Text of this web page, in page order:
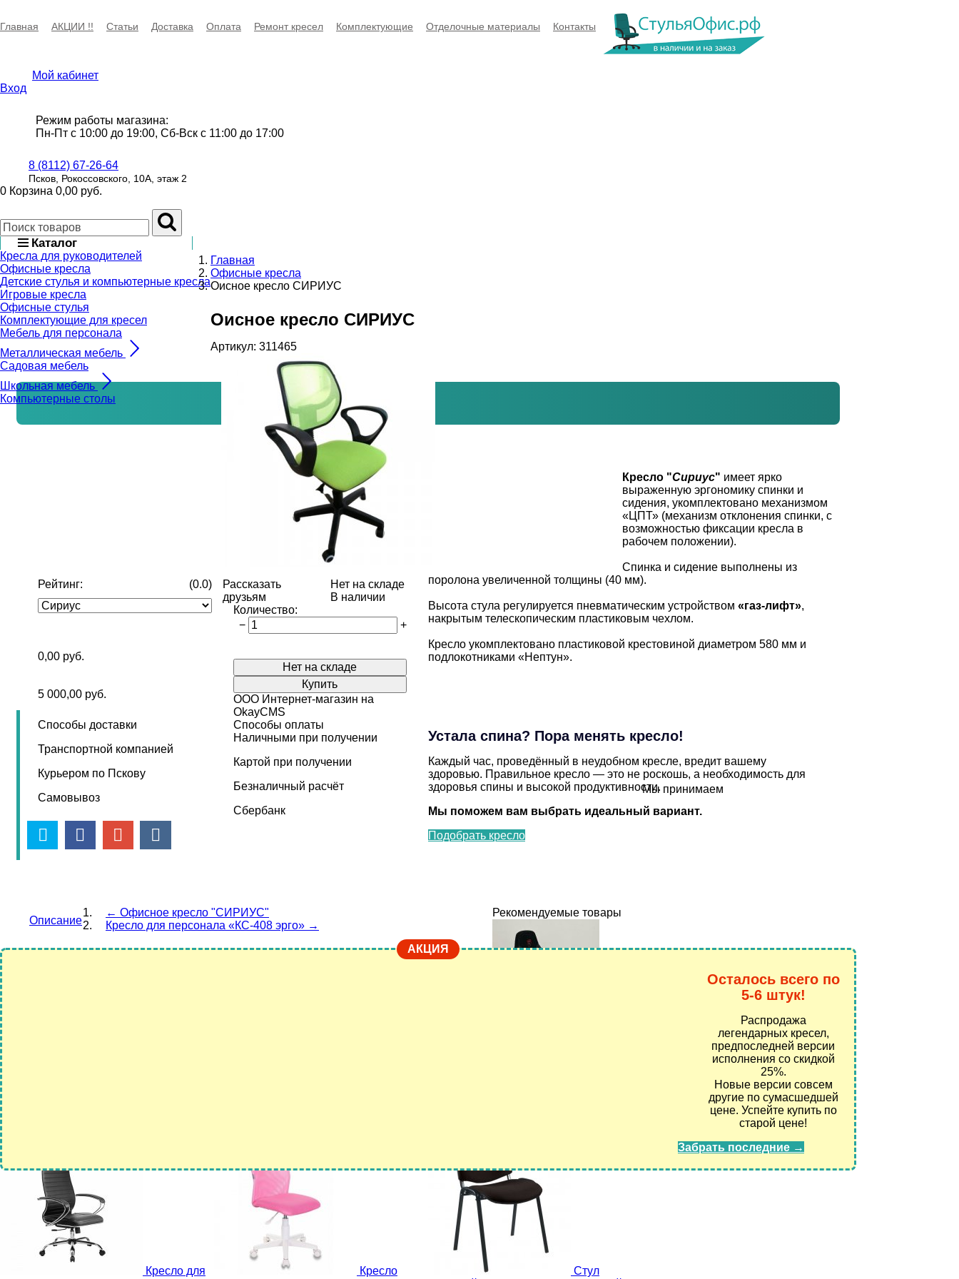
Главная АКЦИИ !! Статьи Доставка Оплата Ремонт кресел Комплектующие Отделочные материалы Контакты
Мой кабинет
Вход
Режим работы магазина:
Пн-Пт с 10:00 до 19:00, Сб-Вск с 11:00 до 17:00
8 (8112) 67-26-64
Псков, Рокоссовского, 10А, этаж 2
0 Корзина 0,00 руб.
Каталог
Кресла для руководителей
Офисные кресла
Детские стулья и компьютерные кресла
Игровые кресла
Офисные стулья
Комплектующие для кресел
Мебель для персонала
Металлическая мебель
Садовая мебель
Школьная мебель
Компьютерные столы
Главная
Офисные кресла
Оисное кресло СИРИУС
Оисное кресло СИРИУС
Артикул: 311465
Рейтинг: (0.0)
Нет на складе
В наличии
Количество:
−
+
0,00 руб.
5 000,00 руб.
Нет на складе
Купить
ООО Интернет-магазин на
OkayCMS
Способы доставки
Транспортной компанией
Курьером по Пскову
Самовывоз
Способы оплаты
Наличными при получении
Картой при получении
Безналичный расчёт
Сбербанк
Рассказать
друзьям
Описание
Кресло "Сириус" имеет ярко
выраженную эргономику спинки и
сидения, укомплектовано механизмом
«ЦПТ» (механизм отклонения спинки, с
возможностью фиксации кресла в
рабочем положении).
Спинка и сидение выполнены из
поролона увеличенной толщины (40 мм).
Высота стула регулируется пневматическим устройством «газ-лифт»,
накрытым телескопическим пластиковым чехлом.
Кресло укомплектовано пластиковой крестовиной диаметром 580 мм и
подлокотниками «Нептун».
Устала спина? Пора менять кресло!
Каждый час, проведённый в неудобном кресле, вредит вашему
здоровью. Правильное кресло — это не роскошь, а необходимость для
здоровья спины и высокой продуктивности.
Мы поможем вам выбрать идеальный вариант.
Подобрать кресло
← Офисное кресло "СИРИУС"
Кресло для персонала «КС-408 эрго» →
Рекомендуемые товары
Кресло для
Кресло
Стул
АКЦИЯ
Осталось всего по
5-6 штук!
Распродажа
легендарных кресел,
предпоследней версии
исполнения со скидкой
25%.
Новые версии совсем
другие по сумасшедшей
цене. Успейте купить по
старой цене!
Забрать последние →
Мы принимаем